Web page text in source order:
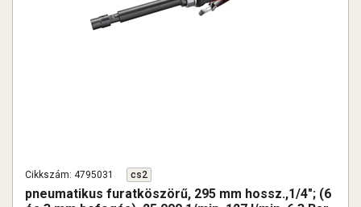
Cikkszám: 4795031 cs2
pneumatikus furatköszörű, 295 mm hossz.,1/4"; (6